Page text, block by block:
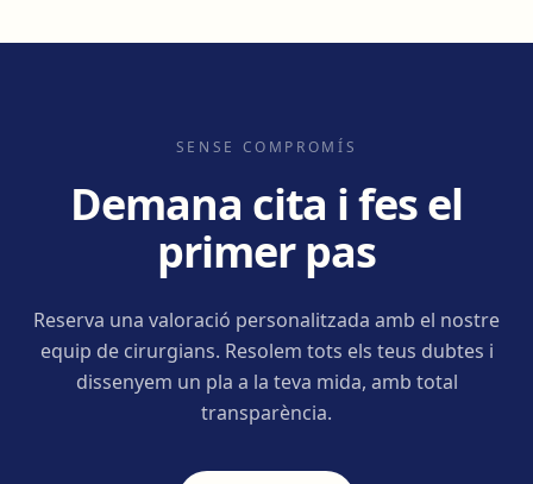
SENSE COMPROMÍS
Demana cita i fes el
primer pas
Reserva una valoració personalitzada amb el nostre
equip de cirurgians. Resolem tots els teus dubtes i
dissenyem un pla a la teva mida, amb total
transparència.